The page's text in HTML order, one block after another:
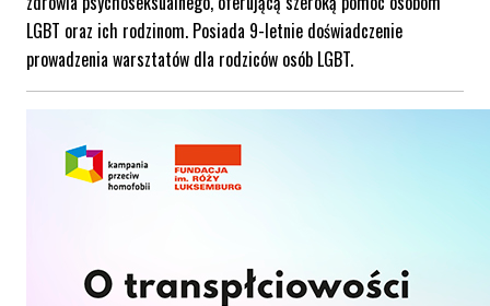
LGBT oraz ich rodzinom. Posiada 9-letnie doświadczenie
prowadzenia warsztatów dla rodziców osób LGBT.